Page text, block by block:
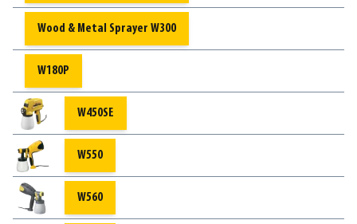
Wood & Metal Sprayer W300
W180P
W450SE
W550
W560